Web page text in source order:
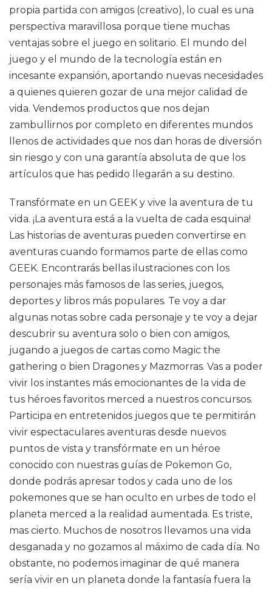
propia partida con amigos (creativo), lo cual es una
perspectiva maravillosa porque tiene muchas
ventajas sobre el juego en solitario. El mundo del
juego y el mundo de la tecnología están en
incesante expansión, aportando nuevas necesidades
a quienes quieren gozar de una mejor calidad de
vida. Vendemos productos que nos dejan
zambullirnos por completo en diferentes mundos
llenos de actividades que nos dan horas de diversión
sin riesgo y con una garantía absoluta de que los
artículos que has pedido llegarán a su destino.
Transfórmate en un GEEK y vive la aventura de tu
vida. ¡La aventura está a la vuelta de cada esquina!
Las historias de aventuras pueden convertirse en
aventuras cuando formamos parte de ellas como
GEEK. Encontrarás bellas ilustraciones con los
personajes más famosos de las series, juegos,
deportes y libros más populares. Te voy a dar
algunas notas sobre cada personaje y te voy a dejar
descubrir su aventura solo o bien con amigos,
jugando a juegos de cartas como Magic the
gathering o bien Dragones y Mazmorras. Vas a poder
vivir los instantes más emocionantes de la vida de
tus héroes favoritos merced a nuestros concursos.
Participa en entretenidos juegos que te permitirán
vivir espectaculares aventuras desde nuevos
puntos de vista y transfórmate en un héroe
conocido con nuestras guías de Pokemon Go,
donde podrás apresar todos y cada uno de los
pokemones que se han oculto en urbes de todo el
planeta merced a la realidad aumentada. Es triste,
mas cierto. Muchos de nosotros llevamos una vida
desganada y no gozamos al máximo de cada día. No
obstante, no podemos imaginar de qué manera
sería vivir en un planeta donde la fantasía fuera la